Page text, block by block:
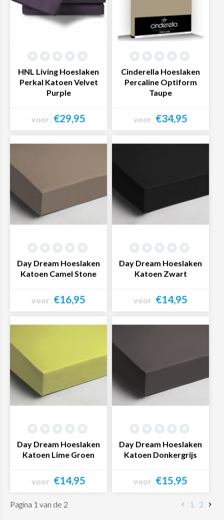
HNL Living Hoeslaken
Perkal Katoen Velvet
Purple
voor €29,95
Bekijk product
Cinderella Hoeslaken
Percaline Optiform
Taupe
voor €34,95
Bekijk product
Day Dream Hoeslaken
Katoen Camel Stone
voor €16,95
Bekijk product
Day Dream Hoeslaken
Katoen Zwart
voor €14,95
Bekijk product
Day Dream Hoeslaken
Katoen Lime Groen
voor €14,95
Bekijk product
Day Dream Hoeslaken
Katoen Donkergrijs
voor €15,95
Bekijk product
Pagina 1 van de 2 1 2